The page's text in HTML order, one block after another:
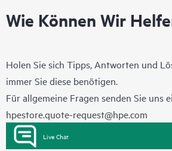
Wie Können Wir
Holen Sie sich Tipps, Antworten und
immer Sie diese benötigen.
Für allgemeine Fragen senden Sie uns
hpestore.quote-request@hpe.com
Live Chat